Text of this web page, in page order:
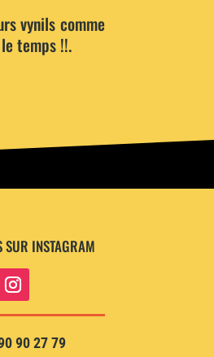
vynils comme
temps !!.
SUR INSTAGRAM
90 27 79